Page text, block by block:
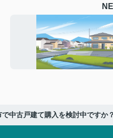
で中古戸建て購入を検討中ですか